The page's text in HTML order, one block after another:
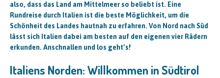
also, dass das Land am Mittelmeer so beliebt ist. Eine
Rundreise durch Italien ist die beste Möglichkeit, um die
Schönheit des Landes hautnah zu erfahren. Von Nord nach Süd
lässt sich Italien dabei am besten auf den eigenen vier Rädern
erkunden. Anschnallen und los geht’s!
Italiens Norden: Willkommen in Südtirol